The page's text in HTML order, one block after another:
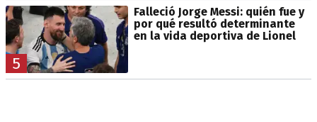
5
Falleció Jorge Messi: quién fue y
por qué resultó determinante
en la vida deportiva de Lionel